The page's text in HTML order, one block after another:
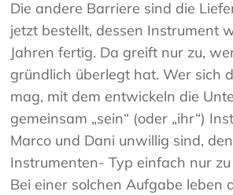
Die andere Barriere sind die
jetzt bestellt, dessen Instrument
Jahren fertig. Da greift nur zu,
gründlich überlegt hat. Wer sich
mag, mit dem entwickeln die
gemeinsam „sein“ (oder „ihr“)
Marco und Dani unwillig sind,
Instrumenten- Typ einfach nur
Bei einer solchen Aufgabe leben